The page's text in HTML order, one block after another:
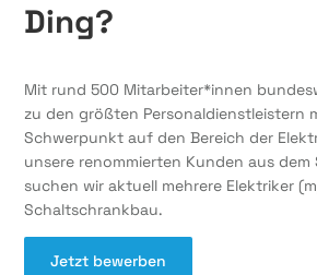
Ding?
Mit rund 500 Mitarbeiter*innen
zu den größten Personaldienstleistern
Schwerpunkt auf den Bereich der
unsere renommierten Kunden aus
suchen wir aktuell mehrere Elektriker
Schaltschrankbau.
Jetzt bewerben